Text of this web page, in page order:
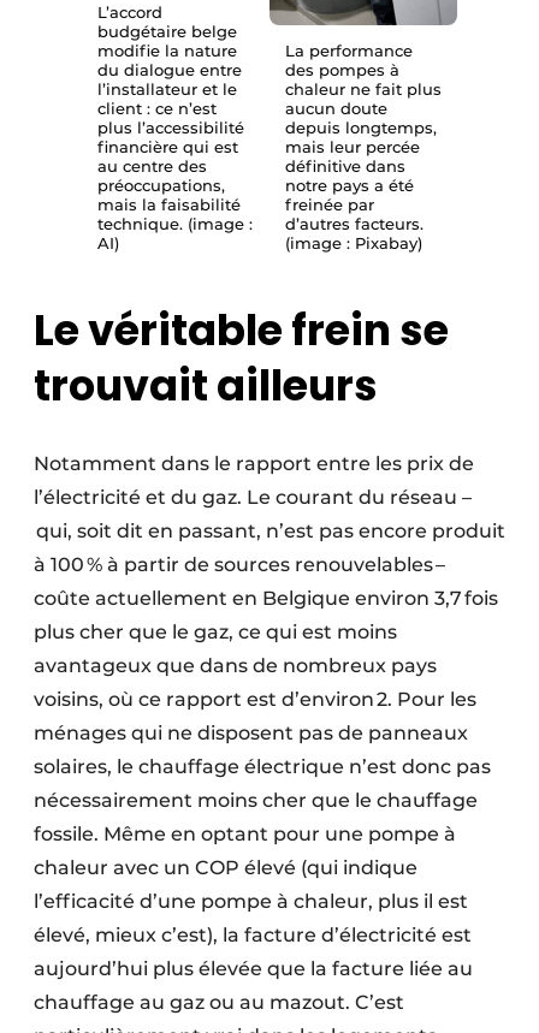
L’accord
budgétaire belge
modifie la nature
du dialogue entre
l’installateur et le
client : ce n’est
plus l’accessibilité
financière qui est
au centre des
préoccupations,
mais la faisabilité
technique. (image :
AI)
La performance
des pompes à
chaleur ne fait plus
aucun doute
depuis longtemps,
mais leur percée
définitive dans
notre pays a été
freinée par
d’autres facteurs.
(image : Pixabay)
Le véritable frein se
trouvait ailleurs
Notamment dans le rapport entre les prix de
l’électricité et du gaz. Le courant du réseau –
qui, soit dit en passant, n’est pas encore produit
à 100 % à partir de sources renouvelables –
coûte actuellement en Belgique environ 3,7 fois
plus cher que le gaz, ce qui est moins
avantageux que dans de nombreux pays
voisins, où ce rapport est d’environ 2. Pour les
ménages qui ne disposent pas de panneaux
solaires, le chauffage électrique n’est donc pas
nécessairement moins cher que le chauffage
fossile. Même en optant pour une pompe à
chaleur avec un COP élevé (qui indique
l’efficacité d’une pompe à chaleur, plus il est
élevé, mieux c’est), la facture d’électricité est
aujourd’hui plus élevée que la facture liée au
chauffage au gaz ou au mazout. C’est